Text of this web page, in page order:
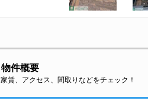
物件概要
家賃、アクセス、間取りなどをチェック！